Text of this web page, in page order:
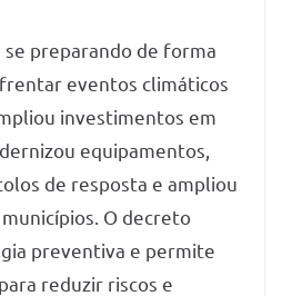
se preparando de forma
eventos climáticos
investimentos em
equipamentos,
de resposta e ampliou
O decreto
preventiva e permite
reduzir riscos e